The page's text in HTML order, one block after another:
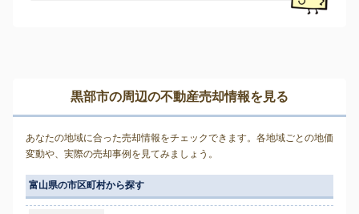
黒部市の周辺の不動産売却情報を見る
あなたの地域に合った売却情報をチェックできます。各地域ごとの地価
変動や、実際の売却事例を見てみましょう。
富山県の市区町村から探す